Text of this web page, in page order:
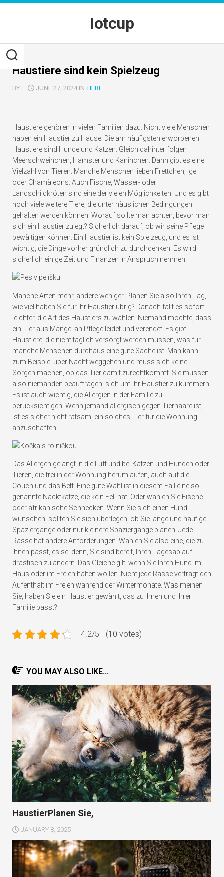
Skip
Iotcup
Haustiere sind kein Spielzeug
BY — JUNE 27, 2024 INTIERE
Haustiere gehören in vielen Familien dazu. Nicht viele Menschen
haben ein Haustier zu Hause. Die am häufigsten erworbenen
Haustiere sind Hunde und Katzen. Gleich dahinter folgen
Meerschweinchen, Hamster und Kaninchen. Dann gibt es eine
Vielzahl von Tieren. Manche Menschen lieben Frettchen, Igel
oder Chamäleons. Auch Fische, Wasser- oder
Landschildkröten sind eine der vielen Möglichkeiten. Und es gibt
noch viele weitere Tiere, die unter häuslichen Bedingungen
gehalten werden können. Worauf sollte man achten, bevor man
sich ein Haustier zulegt? Sicherlich darauf, ob wir seine Pflege
bewältigen können. Ein Haustier ist kein Spielzeug, und es ist
wichtig, die Dinge vorher gründlich zu durchdenken. Es wird
sicherlich einige Zeit und Finanzen in Anspruch nehmen.
Manche Arten mehr, andere weniger. Planen Sie also Ihren Tag,
wie viel haben Sie für Ihr Haustier übrig? Danach fällt es sofort
leichter, die Art des Haustiers zu wählen. Niemand möchte, dass
ein Tier aus Mangel an Pflege leidet und verendet. Es gibt
Haustiere, die nicht täglich versorgt werden müssen, was für
manche Menschen durchaus eine gute Sache ist. Man kann
zum Beispiel über Nacht weggehen und muss sich keine
Sorgen machen, ob das Tier damit zurechtkommt. Sie müssen
also niemanden beauftragen, sich um Ihr Haustier zu kümmern.
Es ist auch wichtig, die Allergien in der Familie zu
berücksichtigen. Wenn jemand allergisch gegen Tierhaare ist,
ist es sicher nicht ratsam, ein solches Tier für die Wohnung
anzuschaffen.
Das Allergen gelangt in die Luft und bei Katzen und Hunden oder
Tieren, die frei in der Wohnung herumlaufen, auch auf die
Couch und das Bett. Eine gute Wahl ist in diesem Fall eine so
genannte Nacktkatze, die kein Fell hat. Oder wählen Sie Fische
oder afrikanische Schnecken. Wenn Sie sich einen Hund
wünschen, sollten Sie sich überlegen, ob Sie lange und häufige
Spaziergänge oder nur kleinere Spaziergänge planen. Jede
Rasse hat andere Anforderungen. Wählen Sie also eine, die zu
Ihnen passt, es sei denn, Sie sind bereit, Ihren Tagesablauf
drastisch zu ändern. Das Gleiche gilt, wenn Sie Ihren Hund im
Haus oder im Freien halten wollen. Nicht jede Rasse verträgt den
Aufenthalt im Freien während der Wintermonate. Was meinen
Sie, haben Sie ein Haustier gewählt, das zu Ihnen und Ihrer
Familie passt?
4.2/5 - (10 votes)
YOU MAY ALSO LIKE...
HaustierPlanen Sie,
JANUARY 8, 2025